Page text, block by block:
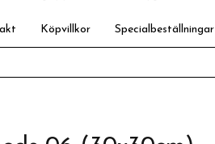
Köpvillkor Specialbeställningar